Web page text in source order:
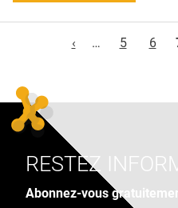
‹
… 5 6
RESTEZ
Abonnez-vous